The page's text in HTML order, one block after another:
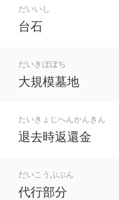
だいいし
台石
だいきぼぼち
大規模墓地
たいきょじへんかんきん
退去時返還金
だいこうぶぶん
代行部分